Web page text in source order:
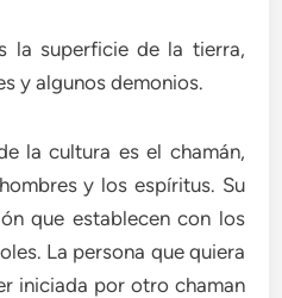
la superficie de la tierra,
y algunos demonios.
la cultura es el chamán,
y los espíritus. Su
que establecen con los
La persona que quiera
iniciada por otro chaman